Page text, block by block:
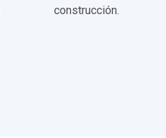
construcción.